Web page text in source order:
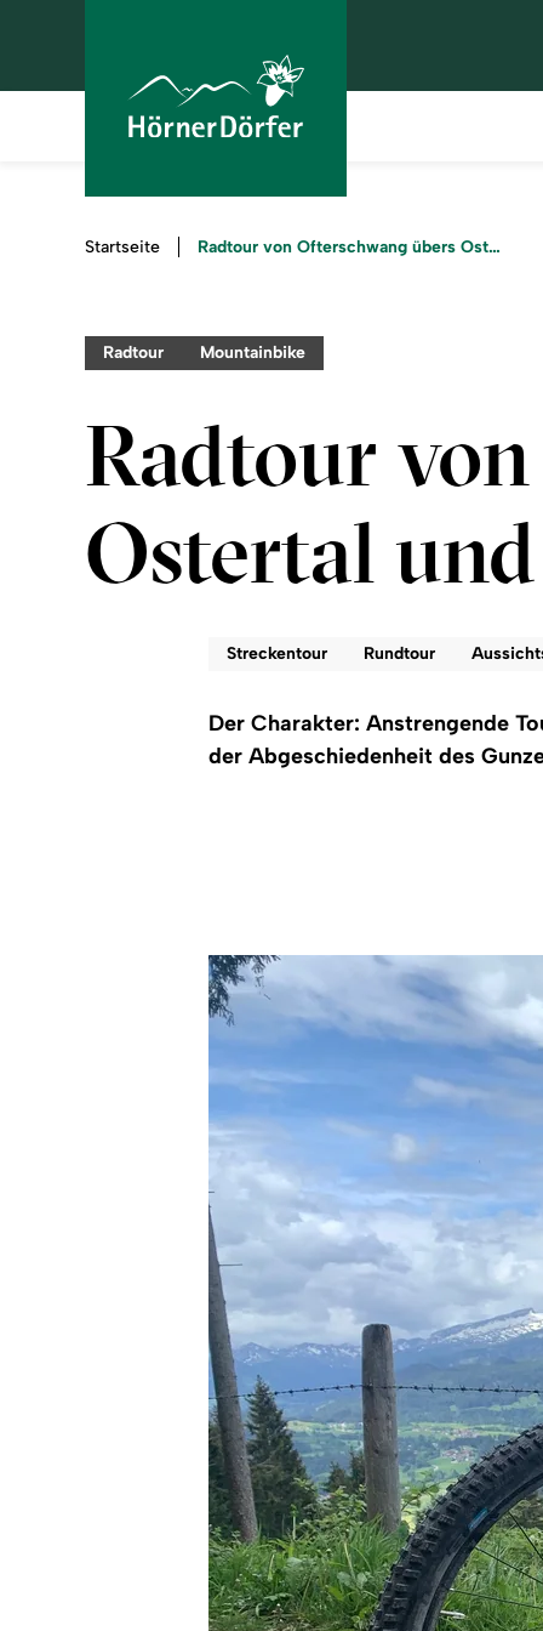
Sie
Startseite Radtour von Ofterschwang übers Ostertal und Gunzesrieder Tal
Radtour Mountainbike
Radtour
Ostertal
Streckentour Rundtour
Der Charakter: Anstrengende
der Abgeschiedenheit des